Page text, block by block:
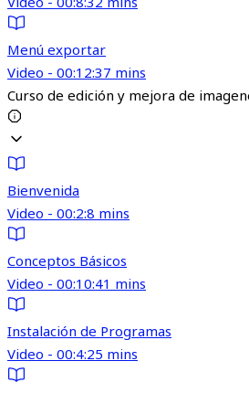
Menú exportar
Video - 00:12:37 mins
Curso de edición y mejora de
Bienvenida
Video - 00:2:8 mins
Conceptos Básicos
Video - 00:10:41 mins
Instalación de Programas
Video - 00:4:25 mins